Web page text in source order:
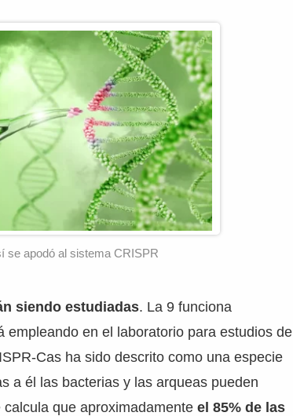
se apodó al sistema CRISPR
siendo estudiadas. La 9 funciona
en el laboratorio para estudios de
Cas ha sido descrito como una especie
a él las bacterias y las arqueas pueden
calcula que aproximadamenteel 85% de las